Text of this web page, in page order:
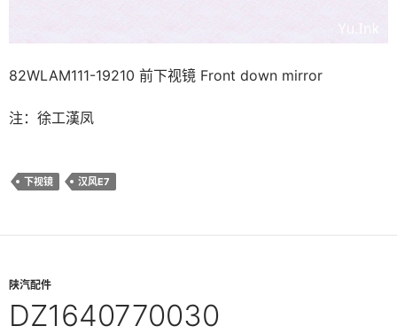
82WLAM111-19210 前下视镜 Front down mirror
注：徐工漢凤
下视镜 汉风E7
陕汽配件
DZ1640770030